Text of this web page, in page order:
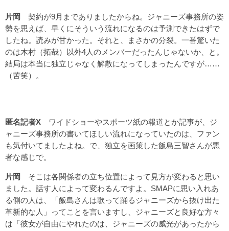
片岡
契約が9月までありましたからね。ジャニーズ事務所の姿
勢を思えば、早くにそういう流れになるのは予測できたはずで
したね。読みが甘かった。それと、まさかの分裂。一番驚いた
のは木村（拓哉）以外4人のメンバーだったんじゃないか、と。
結局は本当に独立じゃなく解散になってしまったんですが……
（苦笑）。
匿名記者X ワイドショーやスポーツ紙の報道とか記事が、ジ
ャニーズ事務所の書いてほしい流れになっていたのは、ファン
も気付いてましたよね。で、独立を画策した飯島三智さんが悪
者な感じで。
片岡
そこは各関係者の立ち位置によって見方が変わると思い
ました。話す人によって変わるんですよ。SMAPに思い入れあ
る側の人は、「飯島さんは歌って踊るジャニーズから抜け出た
革新的な人」ってことを言いますし、ジャニーズと良好な方々
は「彼女が自由にやれたのは、ジャニーズの威光があったから